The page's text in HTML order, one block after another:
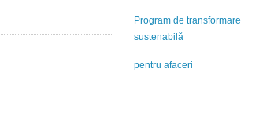
Program de transformare
sustenabilă
pentru afaceri